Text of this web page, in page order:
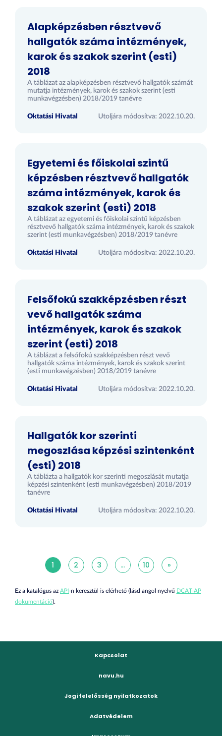
Alapképzésben résztvevő
hallgatók száma intézmények,
karok és szakok szerint (esti)
2018
A táblázat az alapképzésben résztvevő hallgatók számát
mutatja intézmények, karok és szakok szerint (esti
munkavégzésben) 2018/2019 tanévre
Oktatási Hivatal Utoljára módosítva: 2022.10.20.
Egyetemi és főiskolai szintű
képzésben résztvevő hallgatók
száma intézmények, karok és
szakok szerint (esti) 2018
A táblázat az egyetemi és főiskolai szintű képzésben
résztvevő hallgatók száma intézmények, karok és szakok
szerint (esti munkavégzésben) 2018/2019 tanévre
Oktatási Hivatal Utoljára módosítva: 2022.10.20.
Felsőfokú szakképzésben részt
vevő hallgatók száma
intézmények, karok és szakok
szerint (esti) 2018
A táblázat a felsőfokú szakképzésben részt vevő
hallgatók száma intézmények, karok és szakok szerint
(esti munkavégzésben) 2018/2019 tanévre
Oktatási Hivatal Utoljára módosítva: 2022.10.20.
Hallgatók kor szerinti
megoszlása képzési szintenként
(esti) 2018
A táblázta a hallgatók kor szerinti megoszlását mutatja
képzési szintenként (esti munkavégzésben) 2018/2019
tanévre
Oktatási Hivatal Utoljára módosítva: 2022.10.20.
1 2 3 ... 10 »
Ez a katalógus az API-n keresztül is elérhető (lásd angol nyelvű DCAT-AP
dokumentáció).
Kapcsolat
navu.hu
Jogi felelősség nyilatkozatok
Adatvédelem